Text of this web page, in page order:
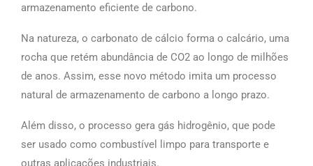
armazenamento eficiente de carbono.
Na natureza, o carbonato de cálcio forma o calcário, uma
rocha que retém abundância de CO2 ao longo de milhões
de anos. Assim, esse novo método imita um processo
natural de armazenamento de carbono a longo prazo.
Além disso, o processo gera gás hidrogênio, que pode
ser usado como combustível limpo para transporte e
outras aplicações industriais.